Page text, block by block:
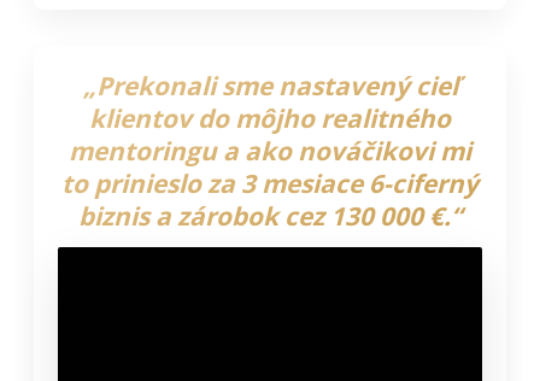
„Prekonali sme nastavený cieľ
klientov do môjho realitného
mentoringu a ako nováčikovi mi
to prinieslo za 3 mesiace 6-ciferný
biznis a zárobok cez 130 000 €.“